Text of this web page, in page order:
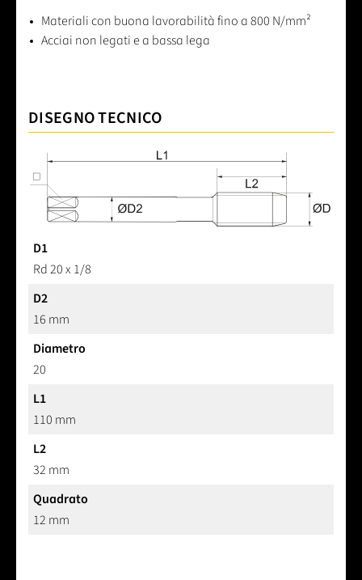
Materiali con buona lavorabilità fino a 800 N/mm²
Acciai non legati e a bassa lega
DISEGNO TECNICO
D1
Rd 20 x 1/8
D2
16 mm
Diametro
20
L1
110 mm
L2
32 mm
Quadrato
12 mm